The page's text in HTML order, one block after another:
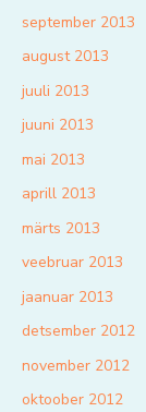
september 2013
august 2013
juuli 2013
juuni 2013
mai 2013
aprill 2013
märts 2013
veebruar 2013
jaanuar 2013
detsember 2012
november 2012
oktoober 2012